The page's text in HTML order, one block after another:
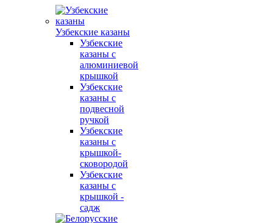
Узбекские казаны
Узбекские
казаны с
алюминиевой
крышкой
Узбекские
казаны с
подвесной
ручкой
Узбекские
казаны с
крышкой-
сковородой
Узбекские
казаны с
крышкой -
садж